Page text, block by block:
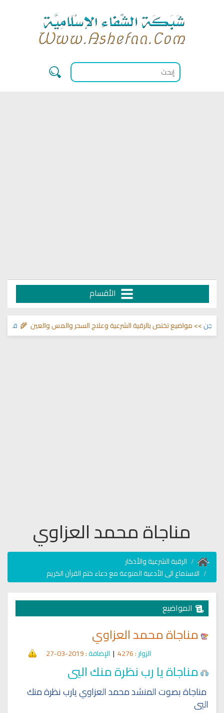
الأقسام
قناة >> مواضيع تختص بالرقية الشرعية وعلاج السحر والمس والعين 🌾
مناجاة محمد العزاوي
الرقية الشرعية والأذكار
الاستماع الى الأدعية المنوعة مع دعاء ختم القرآن الكريم
المواضيع
مناجاة محمد العزاوي
الزوار: 4276
| الإضافة: 2019-03-27
مناجاة يا رب نظرة منك اليي
مناجاة بصوت المنشد محمد العزاوي يارب نظرة منك
اليي